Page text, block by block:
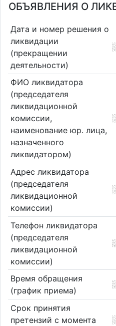
ОБЪЯВЛЕНИЯ О
Дата и номер решения о
ликвидации
(прекращении
деятельности)
ФИО ликвидатора
(председателя
ликвидационной
комиссии,
наименование юр. лица,
назначенного
ликвидатором)
Адрес ликвидатора
(председателя
ликвидационной
комиссии)
Телефон ликвидатора
(председателя
ликвидационной
комиссии)
Время обращения
(график приема)
Срок принятия
претензий с момента